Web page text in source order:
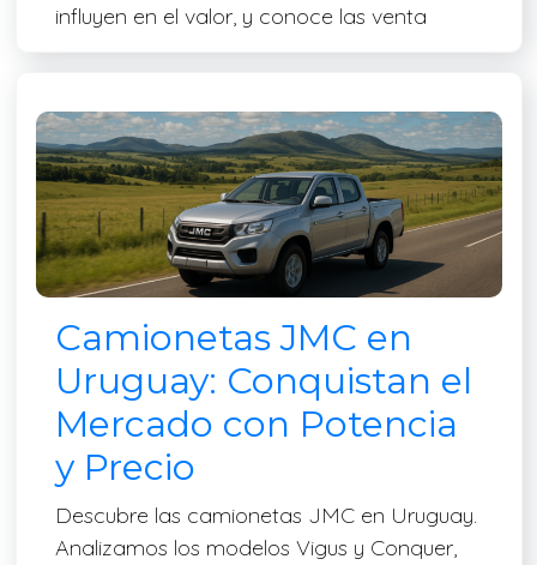
influyen en el valor, y conoce las venta
Camionetas JMC en
Uruguay: Conquistan el
Mercado con Potencia
y Precio
Descubre las camionetas JMC en Uruguay.
Analizamos los modelos Vigus y Conquer,